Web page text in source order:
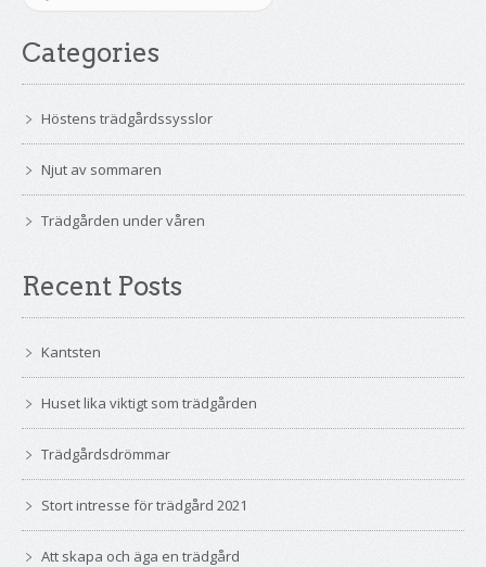
Categories
Höstens trädgårdssysslor
Njut av sommaren
Trädgården under våren
Recent Posts
Kantsten
Huset lika viktigt som trädgården
Trädgårdsdrömmar
Stort intresse för trädgård 2021
Att skapa och äga en trädgård